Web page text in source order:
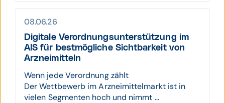
08.06.26
Digitale Verord­nungs­unter­stützung im
AIS für best­mög­liche Sicht­bar­keit von
Arznei­mitteln
Wenn jede Verordnung zählt
Der Wettbewerb im Arzneimittelmarkt ist in
vielen Segmenten hoch und nimmt ...